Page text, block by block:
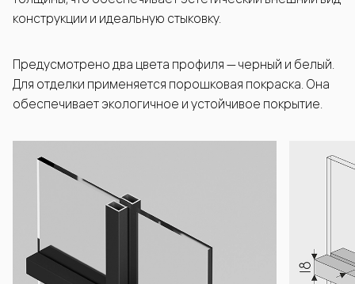
конструкции и идеальную стыковку.
Предусмотрено два цвета профиля — черный и белый.
Для отделки применяется порошковая покраска. Она
обеспечивает экологичное и устойчивое покрытие.